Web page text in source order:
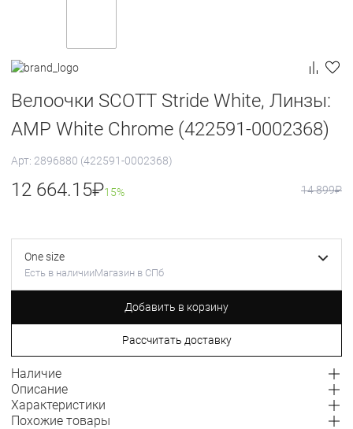
Велоочки SCOTT Stride White, Линзы:
AMP White Chrome (422591-0002368)
Арт: 2896880 (422591-0002368)
12 664.15₽15% 14 899₽
One size
Есть в наличииМагазин в СПб
Добавить в корзину
Рассчитать доставку
Наличие
Описание
Характеристики
Похожие товары